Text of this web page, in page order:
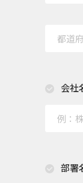
会社
部署